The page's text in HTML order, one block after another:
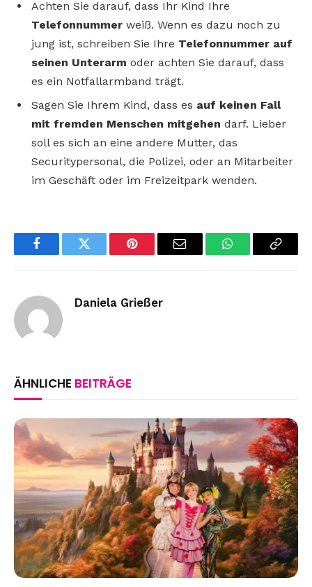
Achten Sie darauf, dass Ihr Kind Ihre
Telefonnummer weiß. Wenn es dazu noch zu
jung ist, schreiben Sie Ihre Telefonnummer auf
seinen Unterarm oder achten Sie darauf, dass
es ein Notfallarmband trägt.
Sagen Sie Ihrem Kind, dass es auf keinen Fall
mit fremden Menschen mitgehen darf. Lieber
soll es sich an eine andere Mutter, das
Securitypersonal, die Polizei, oder an Mitarbeiter
im Geschäft oder im Freizeitpark wenden.
FacebookTwitter Pinterest Email WhatsAppCopy
Daniela Grießer
ÄHNLICHE BEITRÄGE